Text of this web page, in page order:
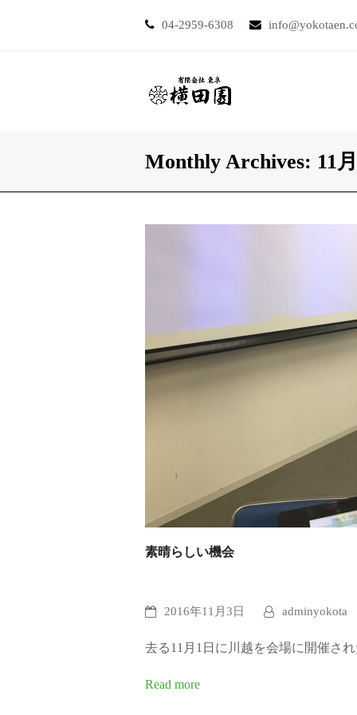
04-2959-6308
Monthly Archives: 11
素晴らしい機会
2016年11月3日 adminyokota
去る11月1日に川越を会場に開催さ
Read more